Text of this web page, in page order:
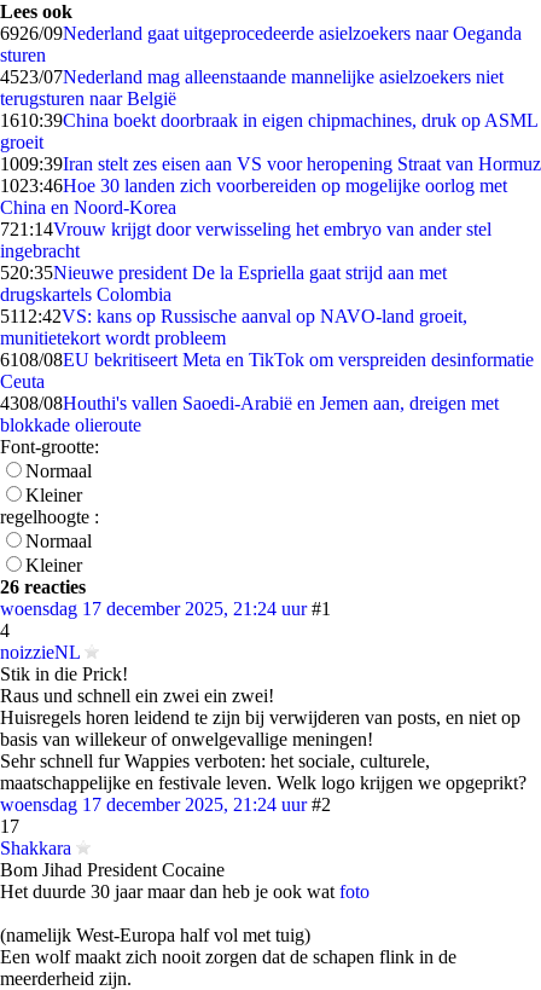
Lees ook
6926/09Nederland gaat uitgeprocedeerde asielzoekers naar Oeganda
sturen
4523/07Nederland mag alleenstaande mannelijke asielzoekers niet
terugsturen naar België
1610:39China boekt doorbraak in eigen chipmachines, druk op ASML
groeit
1009:39Iran stelt zes eisen aan VS voor heropening Straat van Hormuz
1023:46Hoe 30 landen zich voorbereiden op mogelijke oorlog met
China en Noord-Korea
721:14Vrouw krijgt door verwisseling het embryo van ander stel
ingebracht
520:35Nieuwe president De la Espriella gaat strijd aan met
drugskartels Colombia
5112:42VS: kans op Russische aanval op NAVO-land groeit,
munitietekort wordt probleem
6108/08EU bekritiseert Meta en TikTok om verspreiden desinformatie
Ceuta
4308/08Houthi's vallen Saoedi-Arabië en Jemen aan, dreigen met
blokkade olieroute
Font-grootte:
Normaal
Kleiner
regelhoogte :
Normaal
Kleiner
26 reacties
woensdag 17 december 2025, 21:24 uur #1
4
noizzieNL
Stik in die Prick!
Raus und schnell ein zwei ein zwei!
Huisregels horen leidend te zijn bij verwijderen van posts, en niet op
basis van willekeur of onwelgevallige meningen!
Sehr schnell fur Wappies verboten: het sociale, culturele,
maatschappelijke en festivale leven. Welk logo krijgen we opgeprikt?
woensdag 17 december 2025, 21:24 uur #2
17
Shakkara
Bom Jihad President Cocaine
Het duurde 30 jaar maar dan heb je ook wat foto
(namelijk West-Europa half vol met tuig)
Een wolf maakt zich nooit zorgen dat de schapen flink in de
meerderheid zijn.